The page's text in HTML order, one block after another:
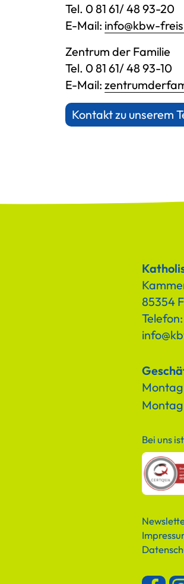
Tel. 0 81 61/ 48 93-20
E-Mail: info@kbw-
Zentrum der Familie
Tel. 0 81 61/ 48 93-10
E-Mail:
Kontakt zu unserem
85354
Bei uns